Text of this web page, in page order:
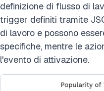
definizione di flusso di
trigger definiti tramite
di lavoro e possono
specifiche, mentre le
l'evento di attivazione.